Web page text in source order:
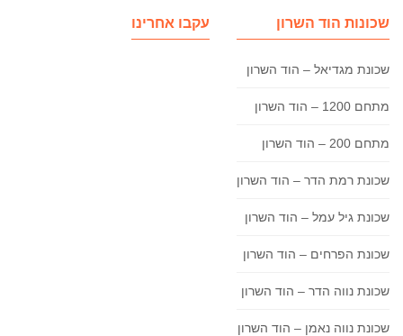
שכונות הוד השרון
שכונת מגדיאל – הוד השרון
מתחם 1200 – הוד השרון
מתחם 200 – הוד השרון
שכונת רמת הדר – הוד השרון
שכונת גיל עמל – הוד השרון
שכונת הפרחים – הוד השרון
שכונת נווה הדר – הוד השרון
שכונת נווה נאמן – הוד השרון
עקבו אחרינו